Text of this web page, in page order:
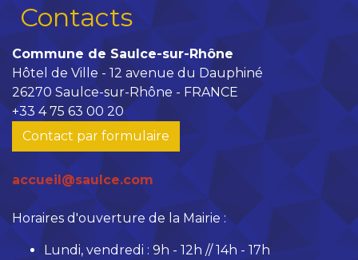
Contacts
Commune de Saulce-sur-Rhône
Hôtel de Ville - 12 avenue du Dauphiné
26270 Saulce-sur-Rhône - FRANCE
+33 4 75 63 00 20
Contact par formulaire
accueil@saulce.com
Horaires d'ouverture de la Mairie :
Lundi, vendredi : 9h - 12h // 14h - 17h